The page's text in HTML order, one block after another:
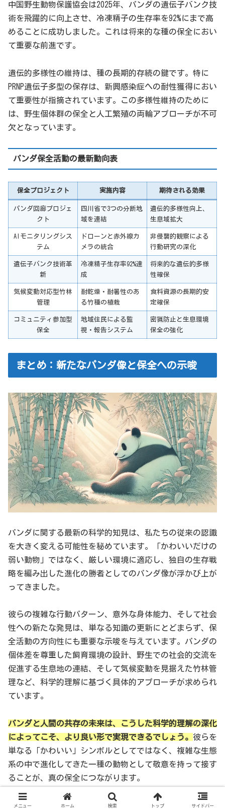
中国野生動物保護協会は2025年、パンダの遺伝子バンク技
術を飛躍的に向上させ、冷凍精子の生存率を92%にまで高
めることに成功しました。これは将来的な種の保全におい
て重要な前進です。
遺伝的多様性の維持は、種の長期的存続の鍵です。特に
PRNP遺伝子多型の保存は、新興感染症への耐性獲得におい
て重要性が指摘されています。この多様性維持のために
は、野生個体群の保全と人工繁殖の両輪アプローチが不可
欠となっています。
パンダ保全活動の最新動向表
保全プロジェクト 実施内容 期待される効果
パンダ回廊プロジェ
クト
四川省で3つの分断地
域を連結
遺伝的多様性向上、
生息域拡大
AIモニタリングシス
テム
ドローンと赤外線カ
メラの統合
非侵襲的観察による
行動研究の深化
遺伝子バンク技術革
新
冷凍精子生存率92%達
成
将来的な遺伝的多様
性確保
気候変動対応型竹林
管理
耐乾燥・耐暑性のあ
る竹種の植栽
食料資源の長期的安
定確保
コミュニティ参加型
保全
地域住民による監
視・報告システム
密猟防止と生息環境
保全の強化
まとめ：新たなパンダ像と保全への示唆
パンダに関する最新の科学的知見は、私たちの従来の認識
を大きく変える可能性を秘めています。「かわいいだけの
弱い動物」ではなく、厳しい環境に適応し、独自の生存戦
略を編み出した進化の勝者としてのパンダ像が浮かび上が
ってきました。
彼らの複雑な行動パターン、意外な身体能力、そして社会
性への新たな発見は、単なる知識の更新にとどまらず、保
全活動の方向性にも重要な示唆を与えています。パンダの
個体差を尊重した飼育環境の設計、野生での社会的交流を
促進する生息地の連結、そして気候変動を見据えた竹林管
理など、科学的理解に基づく具体的アプローチが求められ
ています。
パンダと人間の共存の未来は、こうした科学的理解の深化
によってこそ、より良い形で実現できるでしょう。 彼らを
単なる「かわいい」シンボルとしてではなく、複雑な生態
系の中で進化してきた一種の動物として敬意を持って接す
ることが、真の保全につながります。
私たちが目指すべきは、パンダの本質的な性格や行動を尊
メニュー ホーム 検索 トップ サイドバー